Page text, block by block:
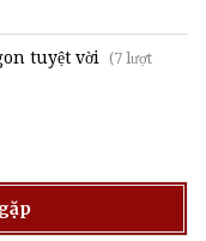
tuyệt vời (7 lượt